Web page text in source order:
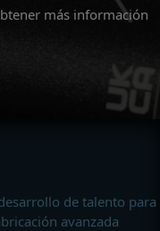
más información
de talento para
avanzada